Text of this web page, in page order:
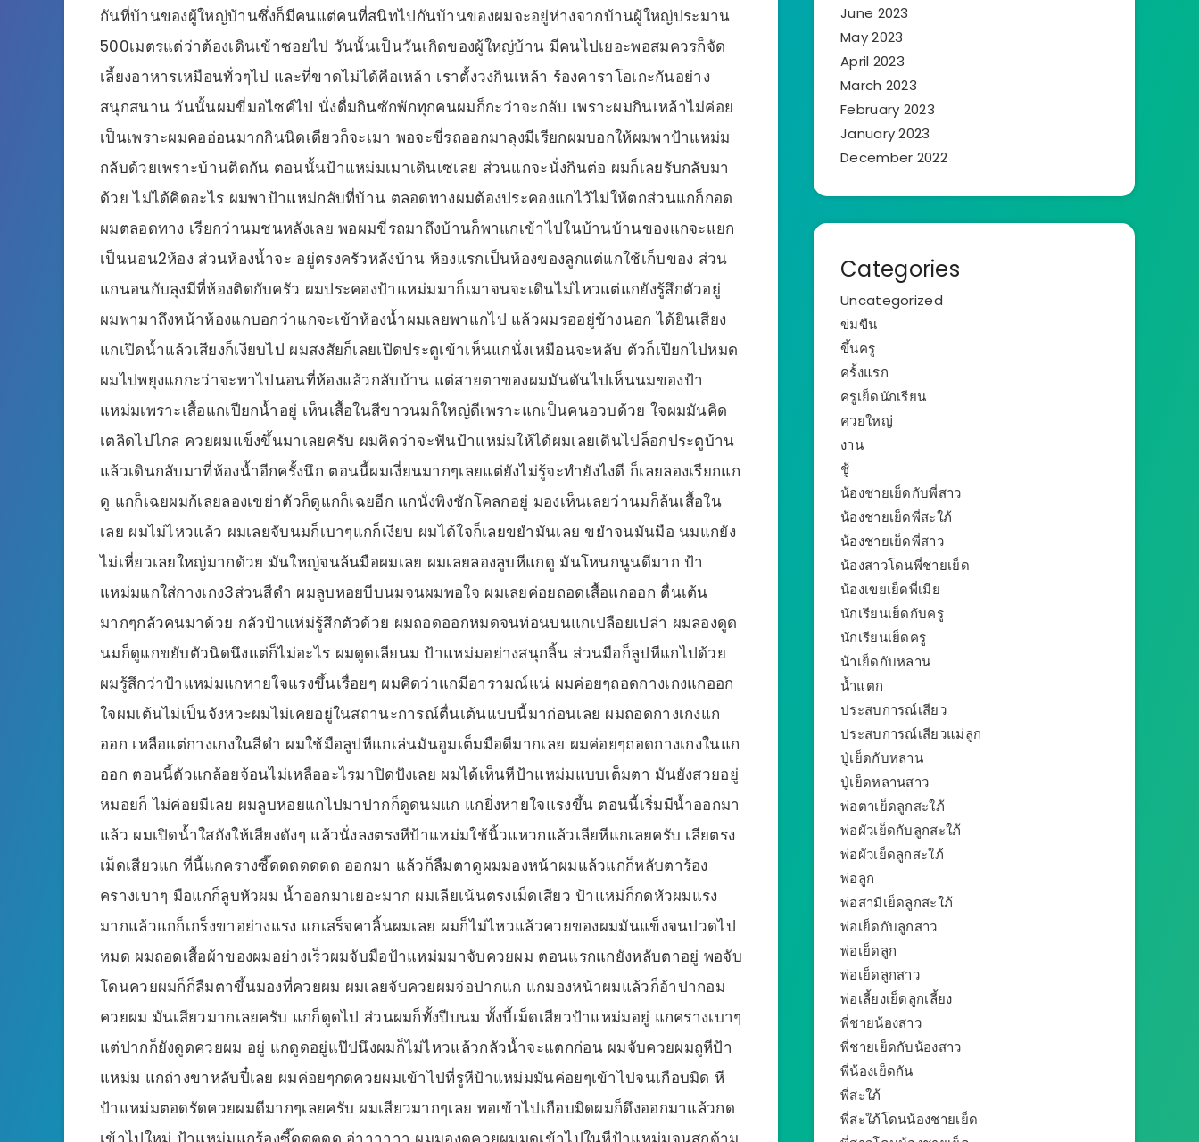
กันที่บ้านของผู้ใหญ่บ้านซึ่งก็มีคนแต่คนที่สนิทไปกันบ้านของผมจะอยู่ห่างจากบ้านผู้ใหญ่ประมาน
500เมตรแต่ว่าต้องเดินเข้าซอยไป วันนั้นเป็นวันเกิดของผู้ใหญ่บ้าน มีคนไปเยอะพอสมควรก็จัด
เลี้ยงอาหารเหมือนทั่วๆไป และที่ขาดไม่ได้คือเหล้า เราตั้งวงกินเหล้า ร้องคาราโอเกะกันอย่าง
สนุกสนาน วันนั้นผมขี่มอไซค์ไป นั่งดื่มกินซักพักทุกคนผมก็กะว่าจะกลับ เพราะผมกินเหล้าไม่ค่อย
เป็นเพราะผมคออ่อนมากกินนิดเดียวก็จะเมา พอจะขี่รถออกมาลุงมีเรียกผมบอกให้ผมพาป้าแหม่ม
กลับด้วยเพราะบ้านติดกัน ตอนนั้นป้าแหม่มเมาเดินเซเลย ส่วนแกจะนั่งกินต่อ ผมก็เลยรับกลับมา
ด้วย ไม่ได้คิดอะไร ผมพาป้าแหม่กลับที่บ้าน ตลอดทางผมต้องประคองแกไว้ไม่ให้ตกส่วนแกก็กอด
ผมตลอดทาง เรียกว่านมชนหลังเลย พอผมขี่รถมาถึงบ้านก็พาแกเข้าไปในบ้านบ้านของแกจะแยก
เป็นนอน2ห้อง ส่วนห้องน้ำจะ อยู่ตรงครัวหลังบ้าน ห้องแรกเป็นห้องของลูกแต่แกใช้เก็บของ ส่วน
แกนอนกับลุงมีที่ห้องติดกับครัว ผมประคองป้าแหม่มมาก็เมาจนจะเดินไม่ไหวแต่แกยังรู้สึกตัวอยู่
ผมพามาถึงหน้าห้องแกบอกว่าแกจะเข้าห้องน้ำผมเลยพาแกไป แล้วผมรออยู่ข้างนอก ได้ยินเสียง
แกเปิดน้ำแล้วเสียงก็เงียบไป ผมสงสัยก็เลยเปิดประตูเข้าเห็นแกนั่งเหมือนจะหลับ ตัวก็เปียกไปหมด
ผมไปพยุงแกกะว่าจะพาไปนอนที่ห้องแล้วกลับบ้าน แต่สายตาของผมมันดันไปเห็นนมของป้า
แหม่มเพราะเสื้อแกเปียกน้ำอยู่ เห็นเสื้อในสีขาวนมก็ใหญ่ดีเพราะแกเป็นคนอวบด้วย ใจผมมันคิด
เตลิดไปไกล ควยผมแข็งขึ้นมาเลยครับ ผมคิดว่าจะฟันป้าแหม่มให้ได้ผมเลยเดินไปล็อกประตูบ้าน
แล้วเดินกลับมาที่ห้องน้ำอีกครั้งนึก ตอนนี้ผมเงี่ยนมากๆเลยแต่ยังไม่รู้จะทำยังไงดี ก็เลยลองเรียกแก
ดู แกก็เฉยผมก้เลยลองเขย่าตัวก็ดูแกก็เฉยอีก แกนั่งพิงชักโคลกอยู่ มองเห็นเลยว่านมก็ล้นเสื้อใน
เลย ผมไม่ไหวแล้ว ผมเลยจับนมก็เบาๆแกก็เงียบ ผมได้ใจก็เลยขยำมันเลย ขยำจนมันมือ นมแกยัง
ไม่เหี่ยวเลยใหญ่มากด้วย มันใหญ่จนล้นมือผมเลย ผมเลยลองลูบหีแกดู มันโหนกนูนดีมาก ป้า
แหม่มแกใส่กางเกง3ส่วนสีดำ ผมลูบหอยบีบนมจนผมพอใจ ผมเลยค่อยถอดเสื้อแกออก ตื่นเต้น
มากๆกลัวคนมาด้วย กลัวป้าแห่ม่รู้สึกตัวด้วย ผมถอดออกหมดจนท่อนบนแกเปลือยเปล่า ผมลองดูด
นมก็ดูแกขยับตัวนิดนึงแต่ก็ไม่อะไร ผมดูดเลียนม ป้าแหม่มอย่างสนุกลิ้น ส่วนมือก็ลูปหีแกไปด้วย
ผมรู้สึกว่าป้าแหม่มแกหายใจแรงขึ้นเรื่อยๆ ผมคิดว่าแกมีอารามณ์แน่ ผมค่อยๆถอดกางเกงแกออก
ใจผมเต้นไม่เป็นจังหวะผมไม่เคยอยู่ในสถานะการณ์ตื่นเต้นแบบนี้มาก่อนเลย ผมถอดกางเกงแก
ออก เหลือแต่กางเกงในสีดำ ผมใช้มือลูปหีแกเล่นมันอูมเต็มมือดีมากเลย ผมค่อยๆถอดกางเกงในแก
ออก ตอนนี้ตัวแกล้อยจ้อนไม่เหลืออะไรมาปิดปังเลย ผมได้เห็นหีป้าแหม่มแบบเต็มตา มันยังสวยอยู่
หมอยก็ ไม่ค่อยมีเลย ผมลูบหอยแกไปมาปากก็ดูดนมแก แกยิ่งหายใจแรงขึ้น ตอนนี้เริ่มมีน้ำออกมา
แล้ว ผมเปิดน้ำใสถังให้เสียงดังๆ แล้วนั่งลงตรงหีป้าแหม่มใช้นิ้วแหวกแล้วเลียหีแกเลยครับ เลียตรง
เม็ดเสียวแก ที่นี้แกครางซี๊ดดดดดดด ออกมา แล้วก็ลืมตาดูผมมองหน้าผมแล้วแกก็หลับตาร้อง
ครางเบาๆ มือแกก็ลูบหัวผม น้ำออกมาเยอะมาก ผมเลียเน้นตรงเม็ดเสียว ป้าแหม่ก็กดหัวผมแรง
มากแล้วแกก็เกร็งขาอย่างแรง แกเสร็จคาลิ้นผมเลย ผมก็ไม่ไหวแล้วควยของผมมันแข็งจนปวดไป
หมด ผมถอดเสื้อผ้าของผมอย่างเร็วผมจับมือป้าแหม่มมาจับควยผม ตอนแรกแกยังหลับตาอยู่ พอจับ
โดนควยผมก็ก็ลืมตาขึ้นมองที่ควยผม ผมเลยจับควยผมจ่อปากแก แกมองหน้าผมแล้วก็อ้าปากอม
ควยผม มันเสียวมากเลยครับ แกก็ดูดไป ส่วนผมก็ทั้งปีบนม ทั้งบี้เม็ดเสียวป้าแหม่มอยู่ แกครางเบาๆ
แต่ปากก็ยังดูดควยผม อยู่ แกดูดอยู่แป๊ปนึงผมก็ไม่ไหวแล้วกลัวน้ำจะแตกก่อน ผมจับควยผมถูหีป้า
แหม่ม แกถ่างขาหลับปี๋เลย ผมค่อยๆกดควยผมเข้าไปที่รูหีป้าแหม่มมันค่อยๆเข้าไปจนเกือบมิด หี
ป้าแหม่มตอดรัดควยผมดีมากๆเลยครับ ผมเสียวมากๆเลย พอเข้าไปเกือบมิดผมก็ดึงออกมาแล้วกด
June 2023
May 2023
April 2023
March 2023
February 2023
January 2023
December 2022
Categories
Uncategorized
ข่มขืน
ขึ้นครู
ครั้งแรก
ครูเย็ดนักเรียน
ควยใหญ่
งาน
ชู้
น้องชายเย็ดกับพี่สาว
น้องชายเย็ดพี่สะใภ้
น้องชายเย็ดพี่สาว
น้องสาวโดนพี่ชายเย็ด
น้องเขยเย็ดพี่เมีย
นักเรียนเย็ดกับครู
นักเรียนเย็ดครู
น้าเย็ดกับหลาน
น้ำแตก
ประสบการณ์เสียว
ประสบการณ์เสียวแม่ลูก
ปู่เย็ดกับหลาน
ปู่เย็ดหลานสาว
พ่อตาเย็ดลูกสะใภ้
พ่อผัวเย็ดกับลูกสะใภ้
พ่อผัวเย็ดลูกสะใภ้
พ่อลูก
พ่อสามีเย็ดลูกสะใภ้
พ่อเย็ดกับลูกสาว
พ่อเย็ดลูก
พ่อเย็ดลูกสาว
พ่อเลี้ยงเย็ดลูกเลี้ยง
พี่ชายน้องสาว
พี่ชายเย็ดกับน้องสาว
พี่น้องเย็ดกัน
พี่สะใภ้
พี่สะใภ้โดนน้องชายเย็ด